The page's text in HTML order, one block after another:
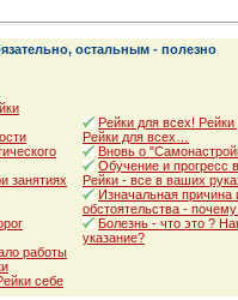
остальным - полезно
занятиях
работы
себе
Рейки для всех!
Рейки для всех…
Вновь о
Обучение и прогресс
Рейки - все в ваших
Изначальная
обстоятельства -
Болезнь - что это ?
указание?